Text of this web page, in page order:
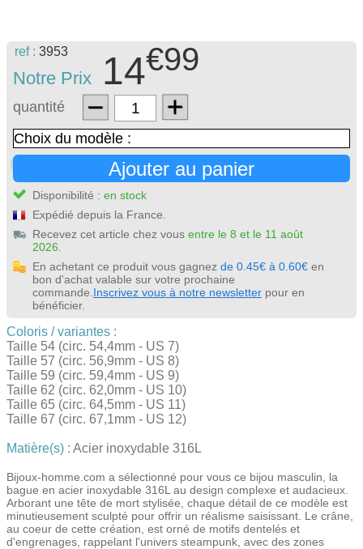
ref : 3953
Notre Prix 14€99
quantité
Ajouter au panier
Disponibilité : en stock
Expédié depuis la France.
Recevez cet article chez vous entre le 8 et le 11 août
2026.
En achetant ce produit vous gagnez de 0.45€ à 0.60€ en
bon d'achat valable sur votre prochaine
commande. Inscrivez vous à notre newsletter pour en
bénéficier.
Coloris / variantes :
Taille 54 (circ. 54,4mm - US 7)
Taille 57 (circ. 56,9mm - US 8)
Taille 59 (circ. 59,4mm - US 9)
Taille 62 (circ. 62,0mm - US 10)
Taille 65 (circ. 64,5mm - US 11)
Taille 67 (circ. 67,1mm - US 12)
Matière(s) : Acier inoxydable 316L
Bijoux-homme.com a sélectionné pour vous ce bijou masculin, la
bague en acier inoxydable 316L au design complexe et audacieux.
Arborant une tête de mort stylisée, chaque détail de ce modèle est
minutieusement sculpté pour offrir un réalisme saisissant. Le crâne,
au coeur de cette création, est orné de motifs dentelés et
d'engrenages, rappelant l'univers steampunk, avec des zones